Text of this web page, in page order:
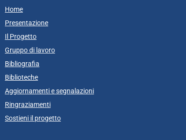
Home
Presentazione
Il Progetto
Gruppo di lavoro
Bibliografia
Biblioteche
Aggiornamenti e segnalazioni
Ringraziamenti
Sostieni il progetto